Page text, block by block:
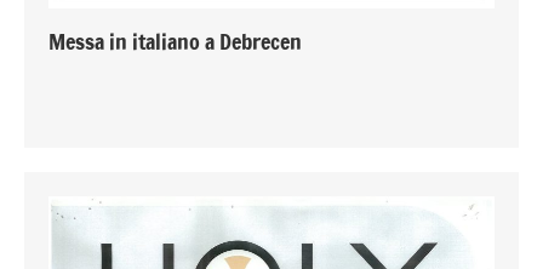
Messa in italiano a Debrecen